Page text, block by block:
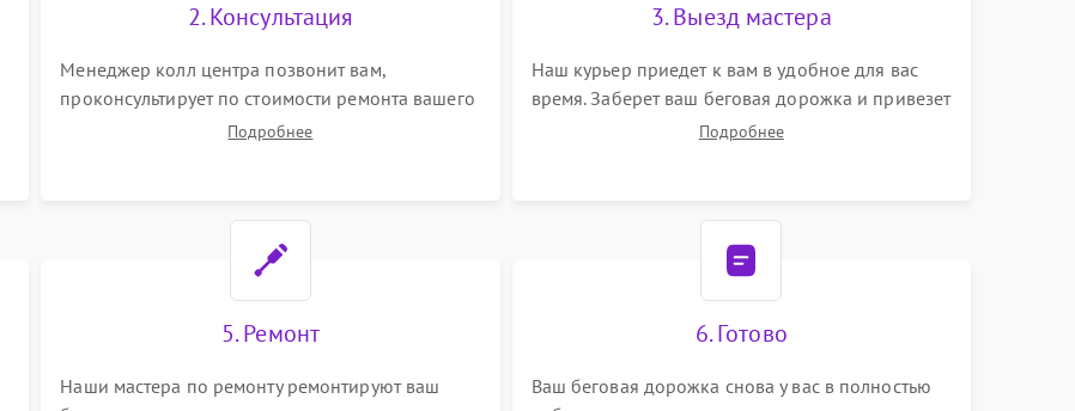
2. Консультация
Менеджер колл центра позвонит вам,
проконсультирует по стоимости ремонта вашего
беговой дорожки а также ответит на все ваши
Подробнее
3. Выезд мастера
Наш курьер приедет к вам в удобное для вас
время. Заберет ваш беговая дорожка и привезет
на склад для диагностики.
Подробнее
5. Ремонт
Наши мастера по ремонту ремонтируют ваш
6. Готово
Ваш беговая дорожка снова у вас в полностью